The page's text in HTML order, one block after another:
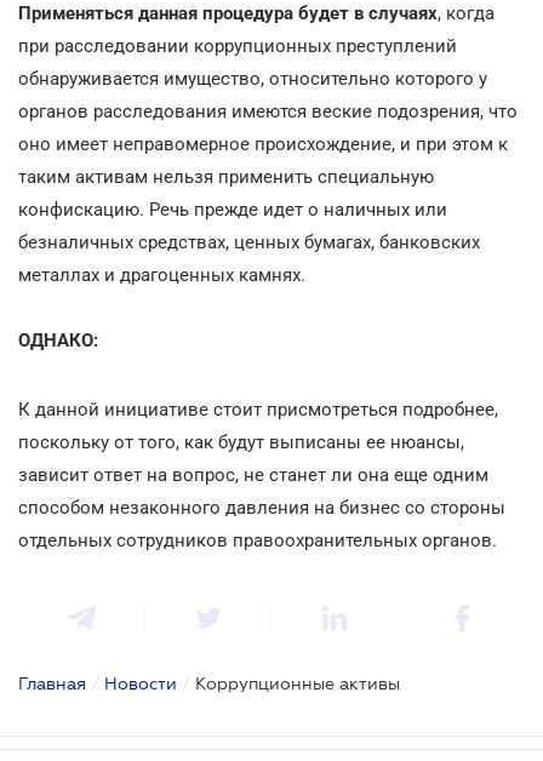
Применяться данная процедура будет в случаях, когда
при расследовании коррупционных преступлений
обнаруживается имущество, относительно которого у
органов расследования имеются веские подозрения, что
оно имеет неправомерное происхождение, и при этом к
таким активам нельзя применить специальную
конфискацию. Речь прежде идет о наличных или
безналичных средствах, ценных бумагах, банковских
металлах и драгоценных камнях.
ОДНАКО:
К данной инициативе стоит присмотреться подробнее,
поскольку от того, как будут выписаны ее нюансы,
зависит ответ на вопрос, не станет ли она еще одним
способом незаконного давления на бизнес со стороны
отдельных сотрудников правоохранительных органов.
Главная / Новости / Коррупционные активы